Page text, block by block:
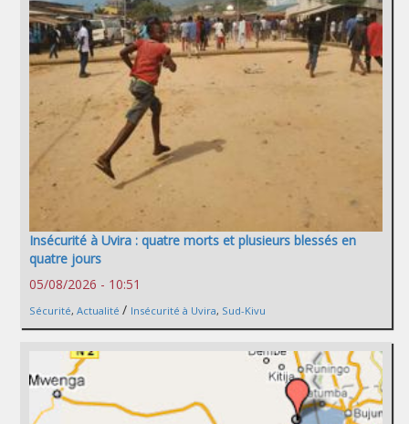
Insécurité à Uvira : quatre morts et plusieurs blessés en
quatre jours
05/08/2026 - 10:51
Sécurité, Actualité / Insécurité à Uvira, Sud-Kivu